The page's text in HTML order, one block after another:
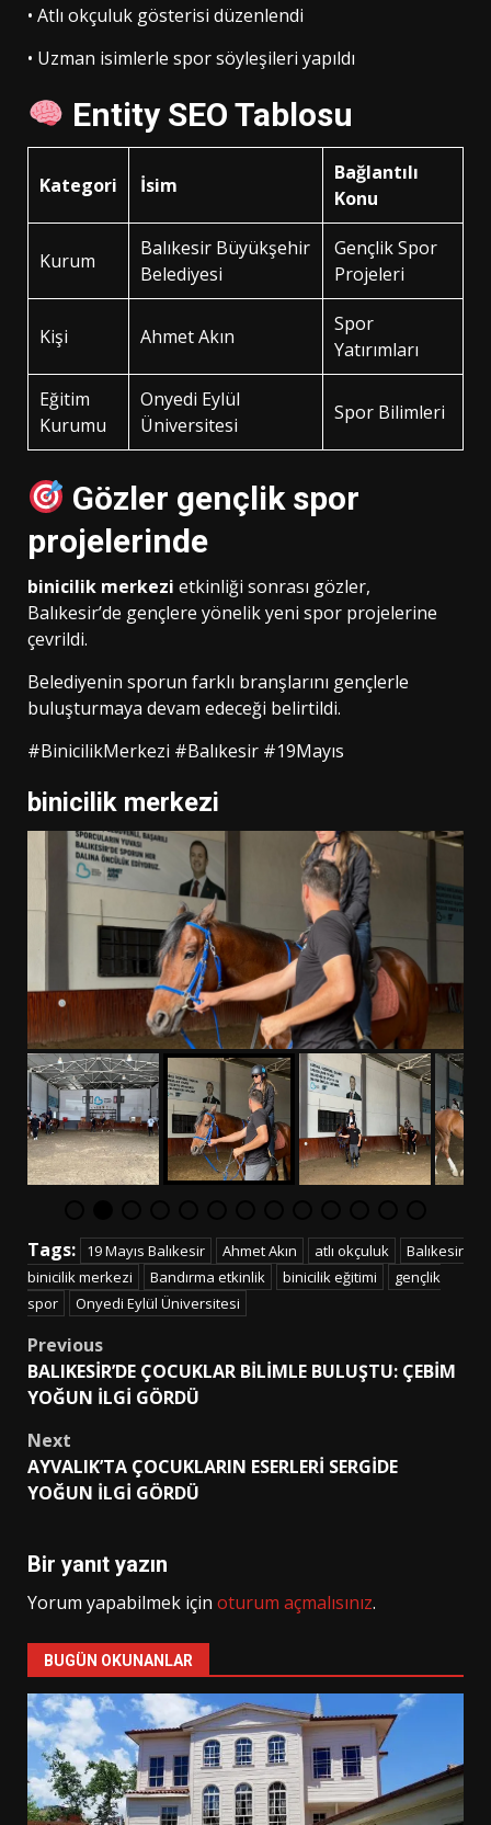
• Atlı okçuluk gösterisi düzenlendi
• Uzman isimlerle spor söyleşileri yapıldı
Entity SEO Tablosu
Kategori İsim
Bağlantılı
Konu
Kurum
Balıkesir Büyükşehir
Belediyesi
Gençlik Spor
Projeleri
Kişi Ahmet Akın
Spor
Yatırımları
Eğitim
Kurumu
Onyedi Eylül
Üniversitesi
Spor Bilimleri
Gözler gençlik spor
projelerinde
binicilik merkezi etkinliği sonrası gözler,
Balıkesir’de gençlere yönelik yeni spor projelerine
çevrildi.
Belediyenin sporun farklı branşlarını gençlerle
buluşturmaya devam edeceği belirtildi.
#BinicilikMerkezi #Balıkesir #19Mayıs
binicilik merkezi
Tags: 19 Mayıs Balıkesir Ahmet Akın atlı okçuluk
Balıkesir
binicilik merkezi
Bandırma etkinlik binicilik eğitimi
gençlik
spor
Onyedi Eylül Üniversitesi
Post
navigation
Previous
BALIKESİR’DE ÇOCUKLAR BİLİMLE BULUŞTU: ÇEBİM
YOĞUN İLGİ GÖRDÜ
Next
AYVALIK’TA ÇOCUKLARIN ESERLERİ SERGİDE
YOĞUN İLGİ GÖRDÜ
Bir yanıt yazın
Yorum yapabilmek için oturum açmalısınız.
BUGÜN OKUNANLAR